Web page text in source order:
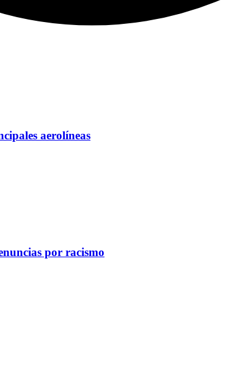
aerolíneas
por racismo